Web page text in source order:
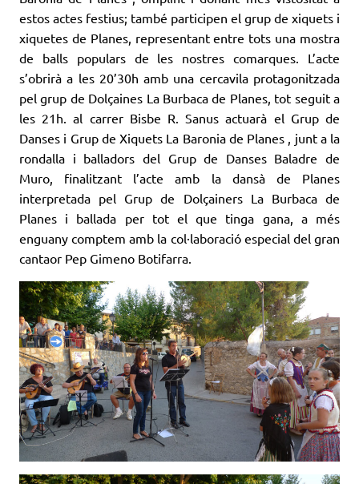
estos actes festius; també participen el grup de xiquets i
xiquetes de Planes, representant entre tots una mostra
de balls populars de les nostres comarques. L’acte
s’obrirà a les 20’30h amb una cercavila protagonitzada
pel grup de Dolçaines La Burbaca de Planes, tot seguit a
les 21h. al carrer Bisbe R. Sanus actuarà el Grup de
Danses i Grup de Xiquets La Baronia de Planes , junt a la
rondalla i balladors del Grup de Danses Baladre de
Muro, finalitzant l’acte amb la dansà de Planes
interpretada pel Grup de Dolçainers La Burbaca de
Planes i ballada per tot el que tinga gana, a més
enguany comptem amb la col·laboració especial del gran
cantaor Pep Gimeno Botifarra.